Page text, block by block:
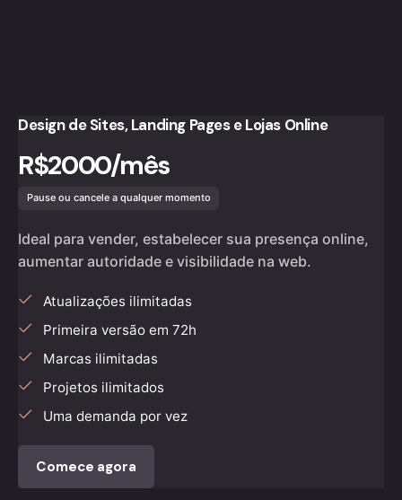
Design de Sites, Landing Pages e Lojas Online
R$2000/mês
Pause ou cancele a qualquer momento
Ideal para vender, estabelecer sua presença online,
aumentar autoridade e visibilidade na web.
Atualizações ilimitadas
Primeira versão em 72h
Marcas ilimitadas
Projetos ilimitados
Uma demanda por vez
Comece agora